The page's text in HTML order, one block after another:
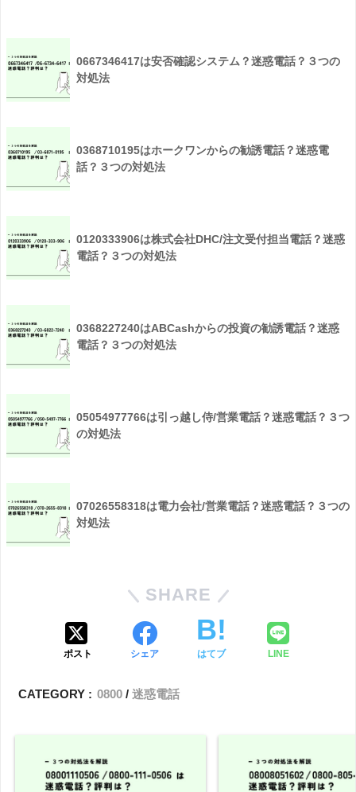
0667346417は安否確認システム？迷惑電話？３つの
対処法
0368710195はホークワンからの勧誘電話？迷惑電
話？３つの対処法
0120333906は株式会社DHC/注文受付担当電話？迷惑
電話？３つの対処法
0368227240はABCashからの投資の勧誘電話？迷惑
電話？３つの対処法
05054977766は引っ越し侍/営業電話？迷惑電話？３つ
の対処法
07026558318は電力会社/営業電話？迷惑電話？３つの
対処法
SHARE
ポスト シェア はてブ LINE
CATEGORY : 0800 迷惑電話